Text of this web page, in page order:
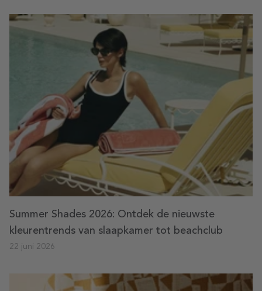
Summer Shades 2026: Ontdek de nieuwste
kleurentrends van slaapkamer tot beachclub
22 juni 2026